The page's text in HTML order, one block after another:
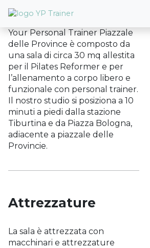
Your Personal Trainer Piazzale
delle Province è composto da
una sala di circa 30 mq allestita
per il Pilates Reformer e per
l’allenamento a corpo libero e
funzionale con personal trainer.
Il nostro studio si posiziona a 10
minuti a piedi dalla stazione
Tiburtina e da Piazza Bologna,
adiacente a piazzale delle
Provincie.
Attrezzature
La sala è attrezzata con
macchinari e attrezzature